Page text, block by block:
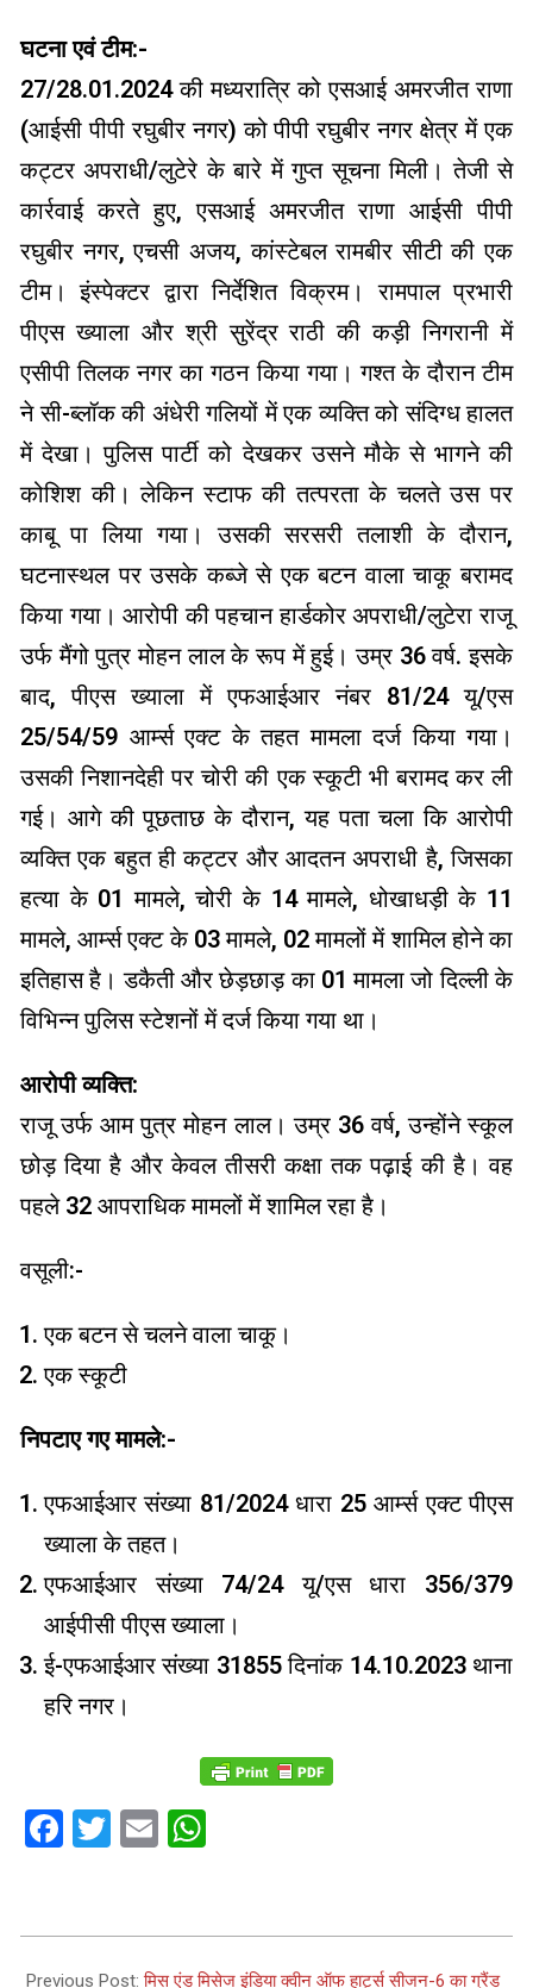
घटना एवं टीम:-
27/28.01.2024 की मध्यरात्रि को एसआई अमरजीत राणा
(आईसी पीपी रघुबीर नगर) को पीपी रघुबीर नगर क्षेत्र में एक
कट्टर अपराधी/लुटेरे के बारे में गुप्त सूचना मिली। तेजी से
कार्रवाई करते हुए, एसआई अमरजीत राणा आईसी पीपी
रघुबीर नगर, एचसी अजय, कांस्टेबल रामबीर सीटी की एक
टीम। इंस्पेक्टर द्वारा निर्देशित विक्रम। रामपाल प्रभारी
पीएस ख्याला और श्री सुरेंद्र राठी की कड़ी निगरानी में
एसीपी तिलक नगर का गठन किया गया। गश्त के दौरान टीम
ने सी-ब्लॉक की अंधेरी गलियों में एक व्यक्ति को संदिग्ध हालत
में देखा। पुलिस पार्टी को देखकर उसने मौके से भागने की
कोशिश की। लेकिन स्टाफ की तत्परता के चलते उस पर
काबू पा लिया गया। उसकी सरसरी तलाशी के दौरान,
घटनास्थल पर उसके कब्जे से एक बटन वाला चाकू बरामद
किया गया। आरोपी की पहचान हार्डकोर अपराधी/लुटेरा राजू
उर्फ ​​मैंगो पुत्र मोहन लाल के रूप में हुई। उम्र 36 वर्ष. इसके
बाद, पीएस ख्याला में एफआईआर नंबर 81/24 यू/एस
25/54/59 आर्म्स एक्ट के तहत मामला दर्ज किया गया।
उसकी निशानदेही पर चोरी की एक स्कूटी भी बरामद कर ली
गई। आगे की पूछताछ के दौरान, यह पता चला कि आरोपी
व्यक्ति एक बहुत ही कट्टर और आदतन अपराधी है, जिसका
हत्या के 01 मामले, चोरी के 14 मामले, धोखाधड़ी के 11
मामले, आर्म्स एक्ट के 03 मामले, 02 मामलों में शामिल होने का
इतिहास है। डकैती और छेड़छाड़ का 01 मामला जो दिल्ली के
विभिन्न पुलिस स्टेशनों में दर्ज किया गया था।
आरोपी व्यक्ति:
राजू उर्फ ​​आम पुत्र मोहन लाल। उम्र 36 वर्ष, उन्होंने स्कूल
छोड़ दिया है और केवल तीसरी कक्षा तक पढ़ाई की है। वह
पहले 32 आपराधिक मामलों में शामिल रहा है।
वसूली:-
एक बटन से चलने वाला चाकू।
एक स्कूटी
निपटाए गए मामले:-
एफआईआर संख्या 81/2024 धारा 25 आर्म्स एक्ट पीएस
ख्याला के तहत।
एफआईआर संख्या 74/24 यू/एस धारा 356/379
आईपीसी पीएस ख्याला।
ई-एफआईआर संख्या 31855 दिनांक 14.10.2023 थाना
हरि नगर।
Facebook
Twitter
Email
01-
Previous Post:मिस एंड मिसेज इंडिया क्वीन ऑफ हार्ट्स सीजन-6 का ग्रैंड